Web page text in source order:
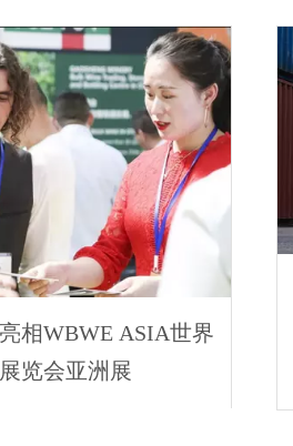
相WBWE ASIA世界
览会亚洲展